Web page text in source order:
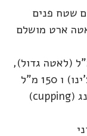
שטח פנים
ארט מושלם
מגיעות בארבעה גדלים: 300 מ"ל (לאטה גדול),
250 מ"ל (לאטה קטן), 200 מ"ל (קפוצ'ינו) ו 150 מ"ל
(קורטאדו). מתאימות גם ככוסות קאפינג (cupping)